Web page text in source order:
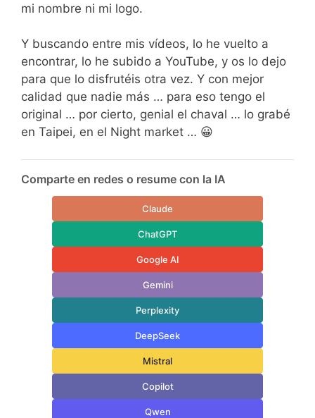
mi nombre ni mi logo.
Y buscando entre mis vídeos, lo he vuelto a
encontrar, lo he subido a YouTube, y os lo dejo
para que lo disfrutéis otra vez. Y con mejor
calidad que nadie más … para eso tengo el
original … por cierto, genial el chaval … lo grabé
en Taipei, en el Night market … 😀
Comparte en redes o resume con la IA
Claude
ChatGPT
Google AI
Gemini
Perplexity
DeepSeek
Mistral
Copilot
Qwen